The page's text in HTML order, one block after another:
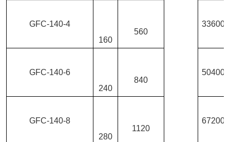
GFC-140-4
160
560
33600
GFC-140-6
240
840
50400
GFC-140-8
280
1120
67200